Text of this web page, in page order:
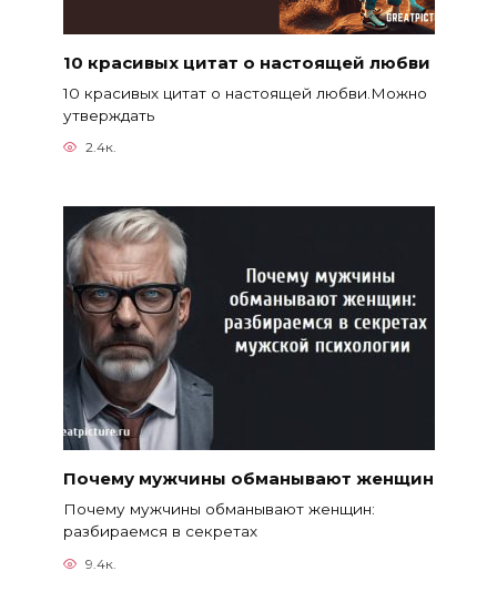
10 красивых цитат о настоящей любви
10 красивых цитат о настоящей любви.Можно
утверждать
2.4к.
Почему мужчины обманывают женщин
Почему мужчины обманывают женщин:
разбираемся в секретах
9.4к.